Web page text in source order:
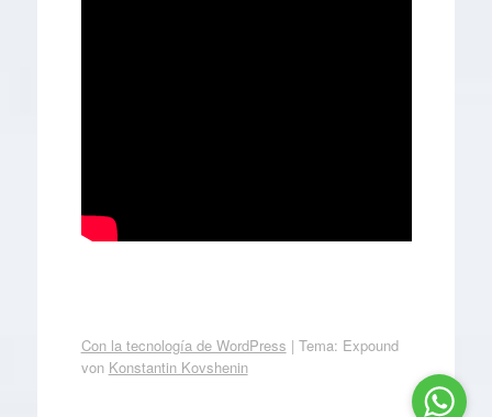
Con la tecnología de WordPress | Tema: Expound
von Konstantin Kovshenin